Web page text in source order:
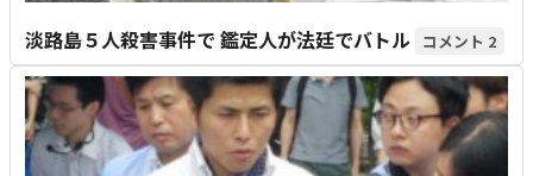
淡路島５人殺害事件で 鑑定人が法廷でバトル 2